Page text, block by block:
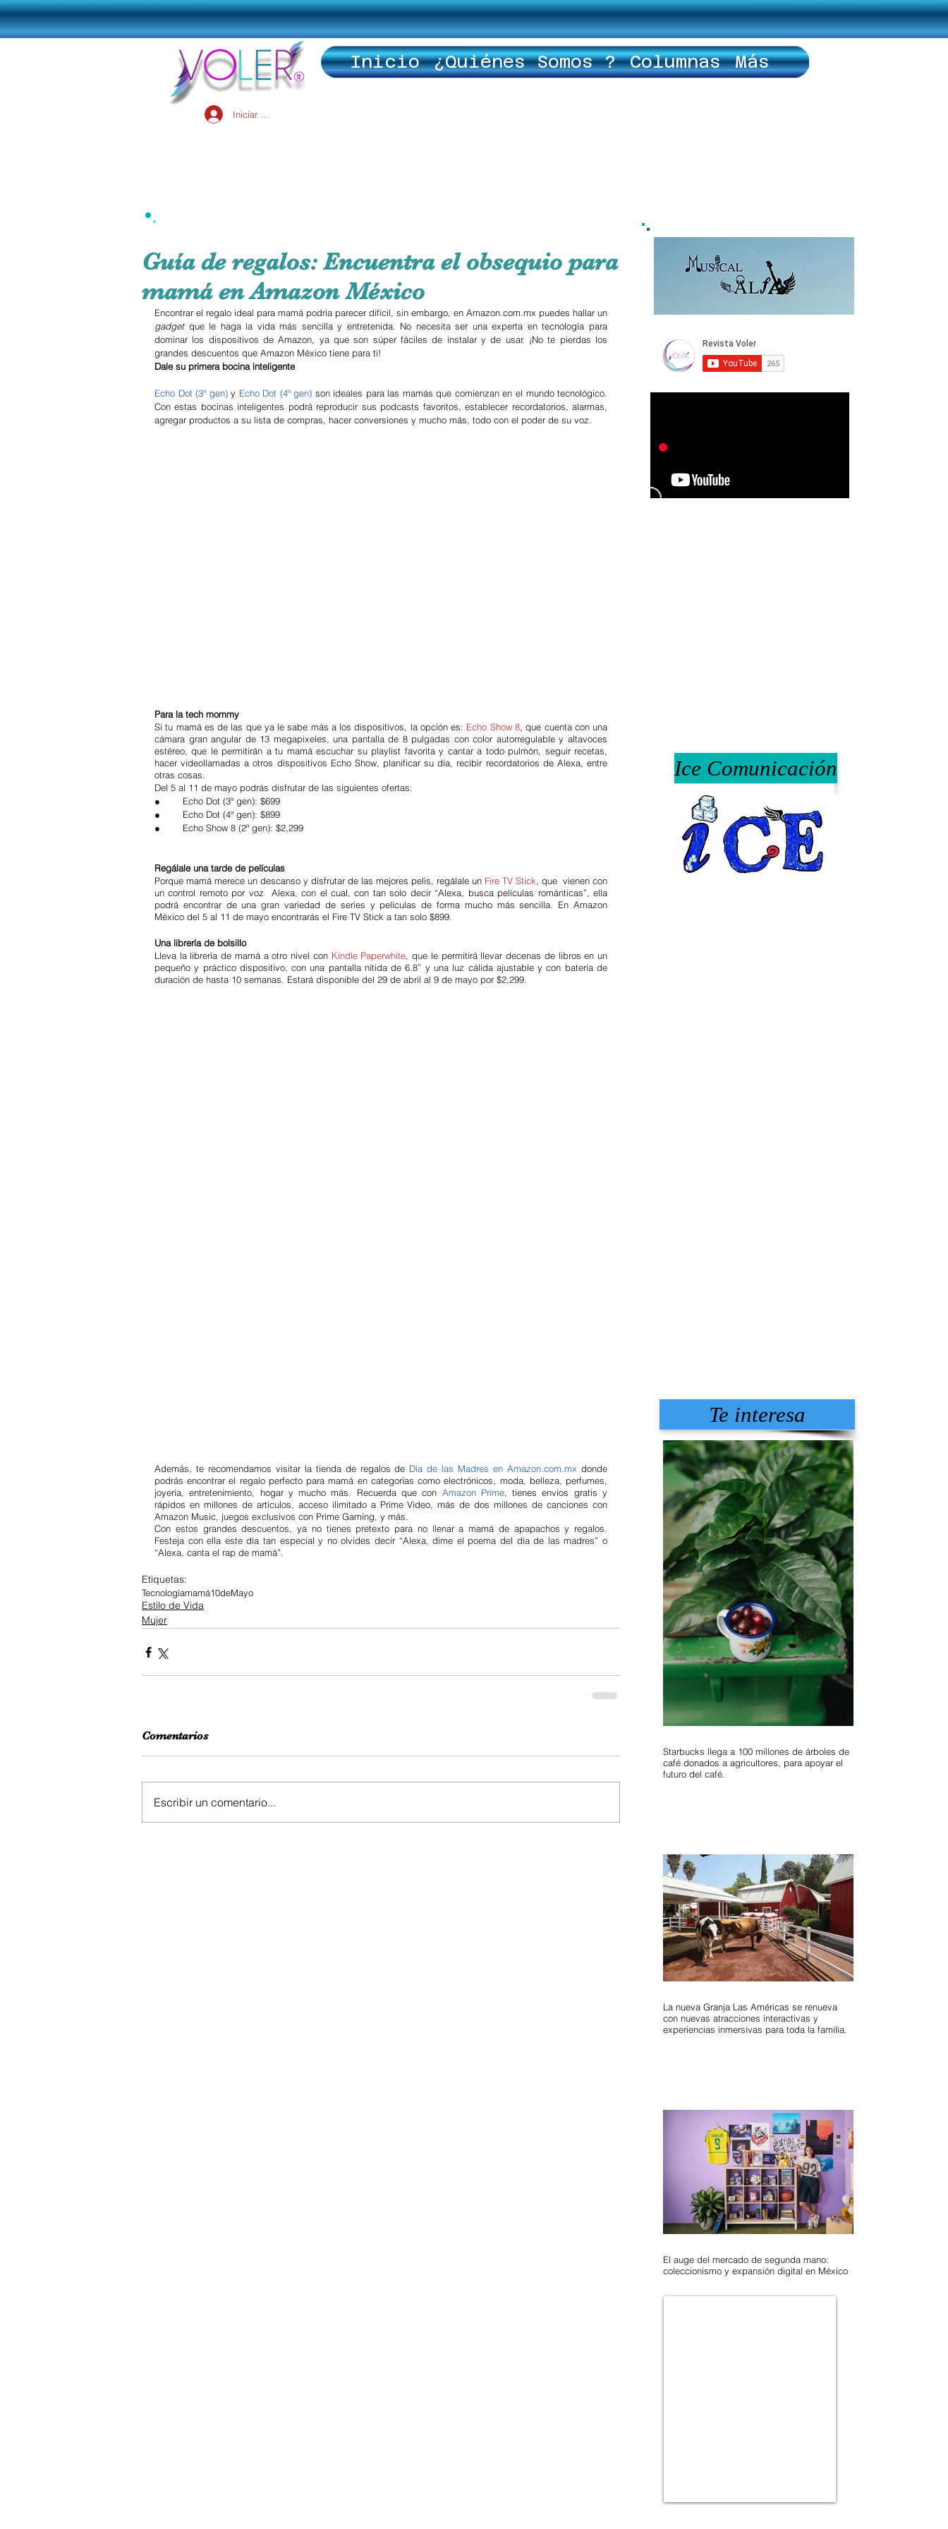
Inicio ¿Quiénes Somos ? Columnas Más
Iniciar sesión
Guía de regalos: Encuentra el obsequio para
mamá en Amazon México
Encontrar el regalo ideal para mamá podría parecer difícil, sin embargo, en Amazon.com.mx puedes hallar un
gadget que le haga la vida más sencilla y entretenida. No necesita ser una experta en tecnología para
dominar los dispositivos de Amazon, ya que son súper fáciles de instalar y de usar. ¡No te pierdas los
grandes descuentos que Amazon México tiene para ti!
Dale su primera bocina inteligente
Echo Dot (3ª gen) y Echo Dot (4ª gen) son ideales para las mamás que comienzan en el mundo tecnológico.
Con estas bocinas inteligentes podrá reproducir sus podcasts favoritos, establecer recordatorios, alarmas,
agregar productos a su lista de compras, hacer conversiones y mucho más, todo con el poder de su voz.
Para la tech mommy
Si tu mamá es de las que ya le sabe más a los dispositivos, la opción es: Echo Show 8, que cuenta con una
cámara gran angular de 13 megapixeles, una pantalla de 8 pulgadas con color autorregulable y altavoces
estéreo, que le permitirán a tu mamá escuchar su playlist favorita y cantar a todo pulmón, seguir recetas,
hacer videollamadas a otros dispositivos Echo Show, planificar su día, recibir recordatorios de Alexa, entre
otras cosas.
Del 5 al 11 de mayo podrás disfrutar de las siguientes ofertas:
●        Echo Dot (3ª gen): $699
●        Echo Dot (4ª gen): $899
●        Echo Show 8 (2ª gen): $2,299
Regálale una tarde de películas
Porque mamá merece un descanso y disfrutar de las mejores pelis, regálale un Fire TV Stick, que  vienen con
un control remoto por voz  Alexa, con el cual, con tan solo decir “Alexa, busca películas románticas”, ella
podrá encontrar de una gran variedad de series y películas de forma mucho más sencilla. En Amazon
México del 5 al 11 de mayo encontrarás el Fire TV Stick a tan solo $899.
Una librería de bolsillo
Lleva la librería de mamá a otro nivel con Kindle Paperwhite, que le permitirá llevar decenas de libros en un
pequeño y práctico dispositivo, con una pantalla nítida de 6.8” y una luz cálida ajustable y con batería de
duración de hasta 10 semanas. Estará disponible del 29 de abril al 9 de mayo por $2,299.
Además, te recomendamos visitar la tienda de regalos de Día de las Madres en Amazon.com.mx donde
podrás encontrar el regalo perfecto para mamá en categorías como electrónicos, moda, belleza, perfumes,
joyería, entretenimiento, hogar y mucho más. Recuerda que con Amazon Prime, tienes envíos gratis y
rápidos en millones de artículos, acceso ilimitado a Prime Video, más de dos millones de canciones con
Amazon Music, juegos exclusivos con Prime Gaming, y más.
Con estos grandes descuentos, ya no tienes pretexto para no llenar a mamá de apapachos y regalos.
Festeja con ella este día tan especial y no olvides decir “Alexa, dime el poema del día de las madres” o
“Alexa, canta el rap de mamá”.
Etiquetas:
Tecnologíamamá10deMayo
Estilo de Vida
Mujer
Comentarios
Escribir un comentario...
Ice Comunicación
Te interesa
Starbucks llega a 100 millones de árboles de
café donados a agricultores, para apoyar el
futuro del café.
La nueva Granja Las Américas se renueva
con nuevas atracciones interactivas y
experiencias inmersivas para toda la familia.
El auge del mercado de segunda mano:
coleccionismo y expansión digital en México